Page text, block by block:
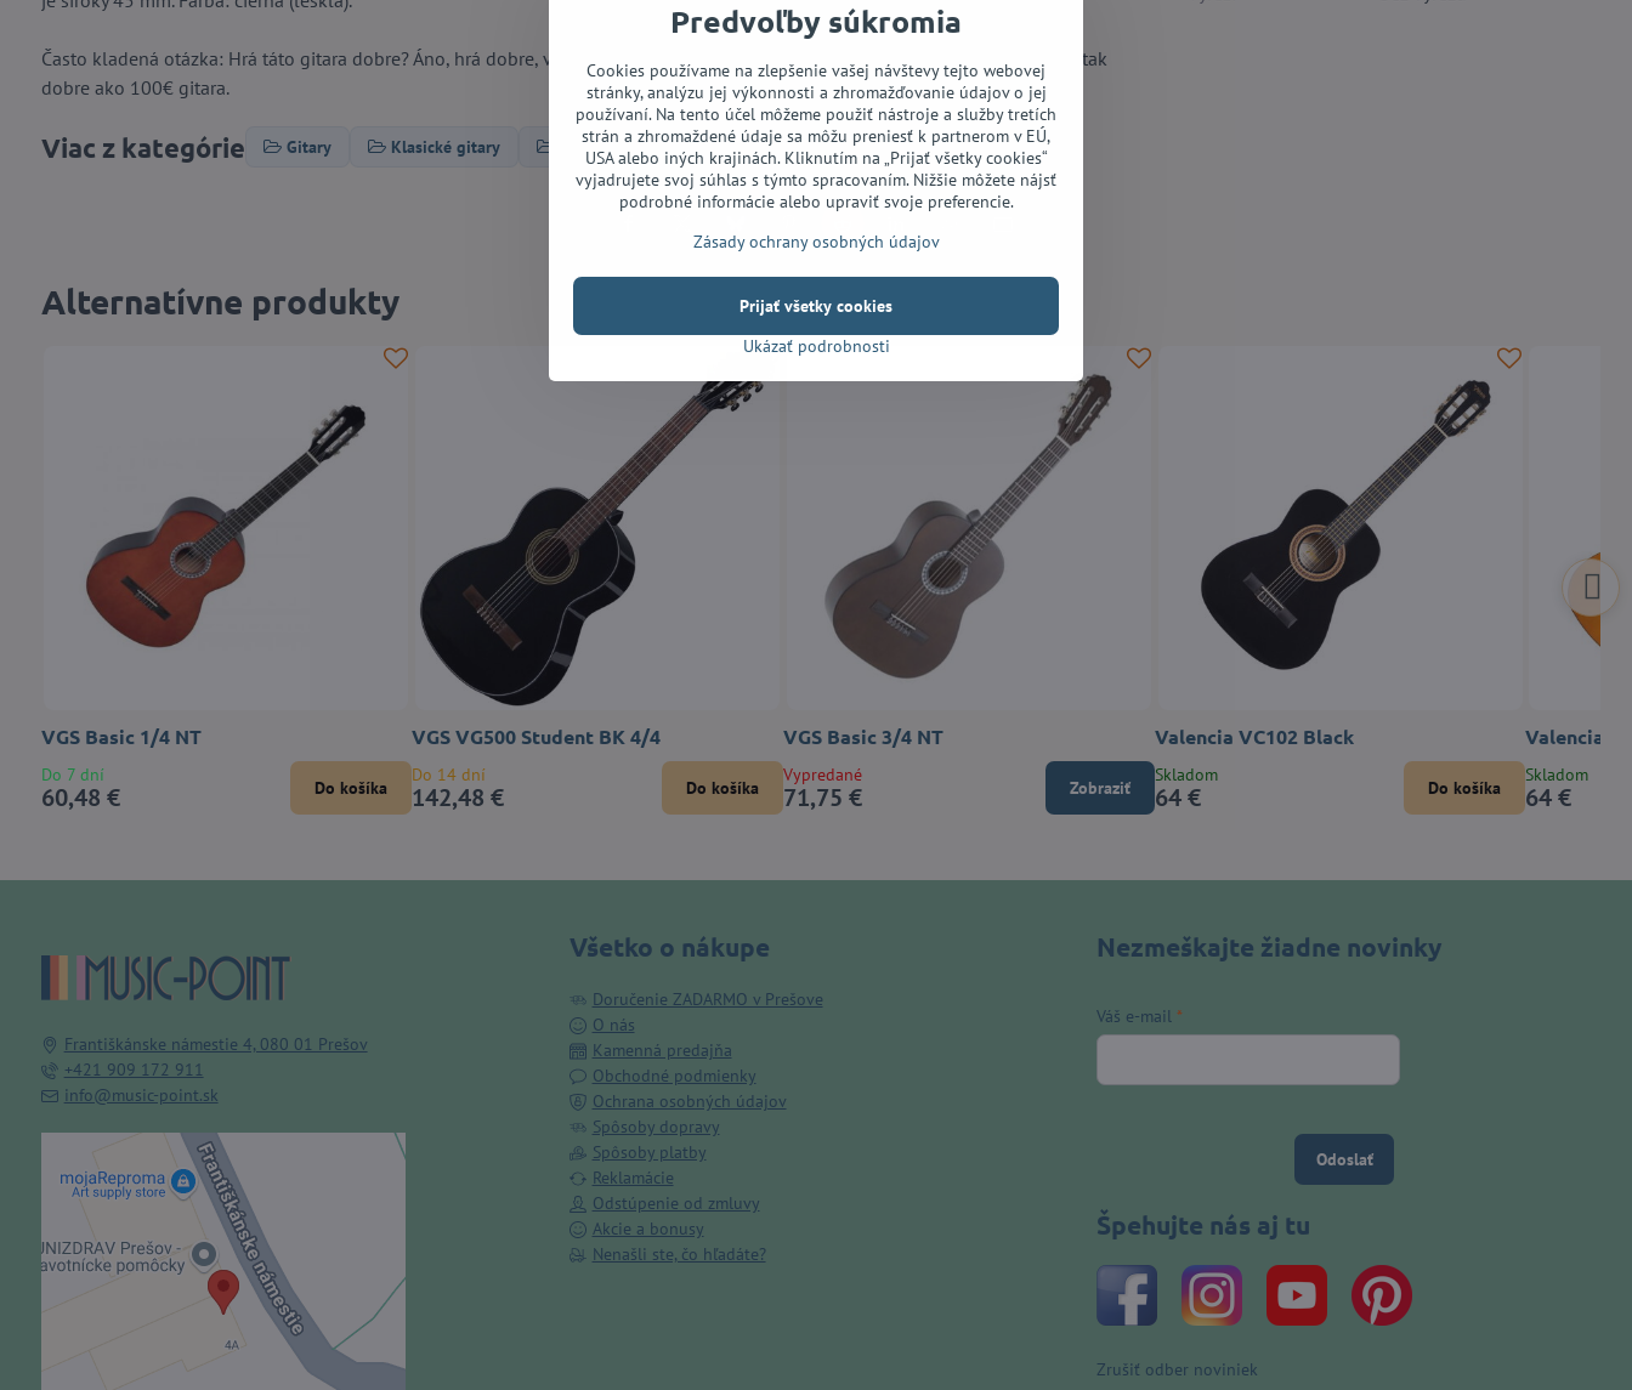
Často kladená otázka: Hrá táto gitara dobre? Áno, hrá dobre, vo svojej cenovej kategórii. No nečakajte že 50€ gitara bude hrať tak
dobre ako 100€ gitara.
Viac z kategórie Gitary Klasické gitary 1/2 klasické gitary
FacebookTwitterBluesky PinterestRedditLinkedIn
Alternatívne produkty
VGS Basic 1/4 NT
Do 7 dní
60,48 € Do košíka
VGS VG500 Student BK 4/4
Do 14 dní
142,48 € Do košíka
VGS Basic 3/4 NT
Vypredané
71,75 € Zobraziť
Valencia VC102 Black
Skladom
64 € Do košíka
Valencia
Skladom
64 €
Františkánske námestie 4, 080 01 Prešov
+421 909 172 911
info@music-point.sk
Externý obsah je blokovaný
Voľbami súkromia
Prajete si načítať externý obsah?
Povoliť tentokrát
Všetko o nákupe
Doručenie ZADARMO v Prešove
O nás
Kamenná predajňa
Obchodné podmienky
Ochrana osobných údajov
Spôsoby dopravy
Spôsoby platby
Reklamácie
Odstúpenie od zmluvy
Akcie a bonusy
Nenašli ste, čo hľadáte?
Nezmeškajte žiadne novinky
Váš e-mail*
Odoslať
Špehujte nás aj tu
Zrušiť odber noviniek
Predvoľby súkromia
Cookies používame na zlepšenie vašej návštevy tejto webovej
stránky, analýzu jej výkonnosti a zhromažďovanie údajov o jej
používaní. Na tento účel môžeme použiť nástroje a služby tretích
strán a zhromaždené údaje sa môžu preniesť k partnerom v EÚ,
USA alebo iných krajinách. Kliknutím na „Prijať všetky cookies“
vyjadrujete svoj súhlas s týmto spracovaním. Nižšie môžete nájsť
podrobné informácie alebo upraviť svoje preferencie.
Zásady ochrany osobných údajov
Ukázať podrobnosti
Prijať všetky cookies